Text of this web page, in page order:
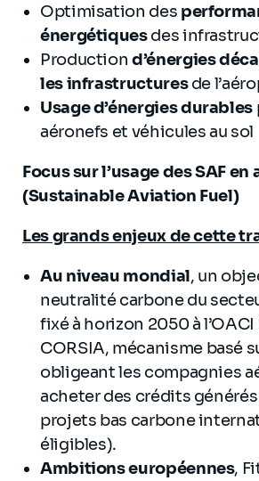
Optimisation des
énergétiquesdes
Productiond’énergies
les infrastructuresde
Usage d’énergies durables
aéronefs et véhicules au sol
Focus sur l’usage des SAF
(Sustainable Aviation Fuel)
Les grands enjeux de cette
Au niveau mondial, un
neutralité carbone du
fixé à horizon 2050 à
CORSIA, mécanisme basé
obligeant les compagnies
acheter des crédits générés
projets bas carbone
éligibles).
Ambitions européennes,